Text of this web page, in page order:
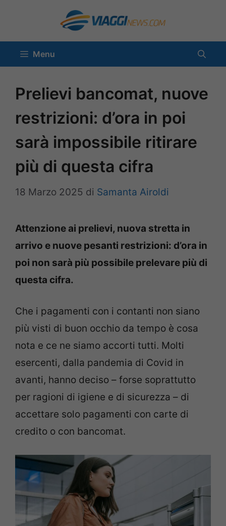
contenuto
Menu
Prelievi bancomat, nuove
restrizioni: d’ora in poi
sarà impossibile ritirare
più di questa cifra
18 Marzo 2025 di Samanta Airoldi
Attenzione ai prelievi, nuova stretta in
arrivo e nuove pesanti restrizioni: d’ora in
poi non sarà più possibile prelevare più di
questa cifra.
Che i pagamenti con i contanti non siano
più visti di buon occhio da tempo è cosa
nota e ce ne siamo accorti tutti. Molti
esercenti, dalla pandemia di Covid in
avanti, hanno deciso – forse soprattutto
per ragioni di igiene e di sicurezza – di
accettare solo pagamenti con carte di
credito o con bancomat.